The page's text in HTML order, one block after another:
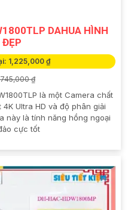
DAHUA HÌNH
ĐẸP
1,225,000 ₫
₫
là một Camera chất
Ultra HD và độ phân giải
này là tính năng hồng ngoại
cực tốt